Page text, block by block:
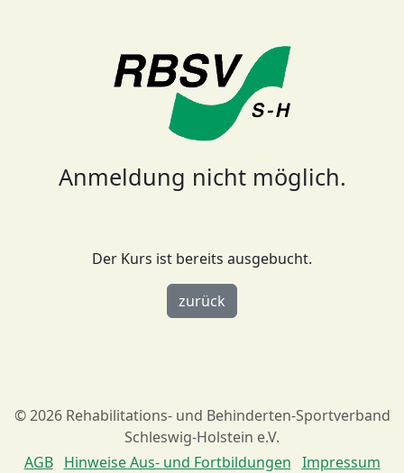
Anmeldung nicht möglich.
Der Kurs ist bereits ausgebucht.
zurück
© 2026 Rehabilitations- und Behinderten-Sportverband
Schleswig-Holstein e.V.
AGB
Hinweise Aus- und Fortbildungen Impressum